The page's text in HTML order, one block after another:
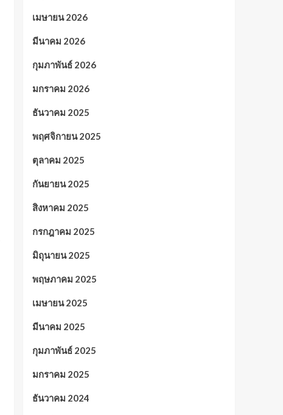
เมษายน 2026
มีนาคม 2026
กุมภาพันธ์ 2026
มกราคม 2026
ธันวาคม 2025
พฤศจิกายน 2025
ตุลาคม 2025
กันยายน 2025
สิงหาคม 2025
กรกฎาคม 2025
มิถุนายน 2025
พฤษภาคม 2025
เมษายน 2025
มีนาคม 2025
กุมภาพันธ์ 2025
มกราคม 2025
ธันวาคม 2024